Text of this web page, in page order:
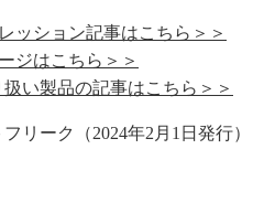
ッション記事はこちら＞＞
ジはこちら＞＞
い製品の記事はこちら＞＞
リーク（2024年2月1日発行）